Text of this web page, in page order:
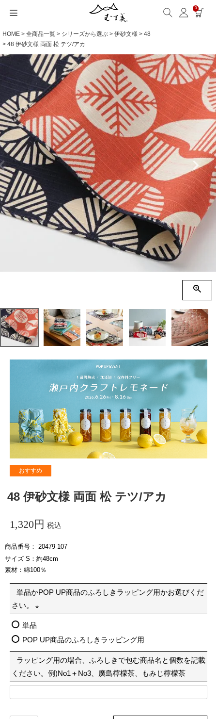
0
HOME 全商品一覧 シリーズから選ぶ 伊砂文様
48
48 伊砂文様 両面 松 テツ/アカ
おすすめ
48 伊砂文様 両面 松 テツ/アカ
1,320 税込
商品番号
20479-107
サイズ S：約48cm
素材：綿100％
単品かPOP UP商品のふろしきラッピング用かお選びくだ
さい。
必
)
単品
POP UP商品のふろしきラッピング用
ラッピング用の場合、ふろしきで包む商品名と個数を記載
ください。例)No1＋No3、廣島檸檬茶、もみじ檸檬茶
サイズから選ぶ
サイズ一覧
Sサイズ(約45～50cm)
Mサイズ(約68～70cm)
Lサイズ(約90～120cm)
XLサイズ(約130cm～)
ギフトシーンから選ぶ
ギフトシーン一覧
内祝い
婚礼・引出物
卒入学・就職祝い
弔事・法事
記念品
海外へのお土産
季節の贈り物
ギフトラッピング
シーンから選ぶ
シーン一覧
毎日使うもの
お買い物
旅行
インテリア
ギフトラッピング
とっておきの日
素材から選ぶ
撥水加工
綿(コットン)
ポリエステル
リネン
ウール
レーヨン
正絹(絹100％)
シリーズ名から選ぶ
全てのシリーズ
アクアドロップ(撥水)
ミナ ペルホネン
ひめむすび(Adeline Klam)
kata kata
鈴木マサル
こはれ
リバーシブル
ふくさ（念珠）・はんかち・書籍
ふくさ・念珠入れ
はんかち・手ぬぐい
ふろしき書籍
名入れ・ラッピング
名入れ・記念品
無料ラッピング
紙箱・木箱
発送・お問い合わせ
送料・お支払い方法
海外発送の方（English）
よくあるご質問
お問い合わせ
包み方・お手入れ
洗濯・お手入れ
包み方・使い方
ワークショップ案内
ブログ・特集
読みもの(ブログ)
特集
キャンペーン情報
読みもの(ブログ)
読みもの一覧
一升餅におすすめ
ストール巻き方
洋服カバー
ふろしきパッチン活用
特集
特集一覧
ECOバッグ 100cm
ECOバッグ 70cm
OUTDOOR
むす美とは
About us
お取引をご希望の方